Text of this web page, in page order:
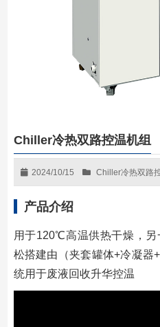
Chiller冷热双路控温机组
2024/10/15 Chiller冷热双路
产品介绍
⽤于120℃高温供热干燥，
松搭建由（夹套罐体+冷凝器
统用于废液回收升华控温